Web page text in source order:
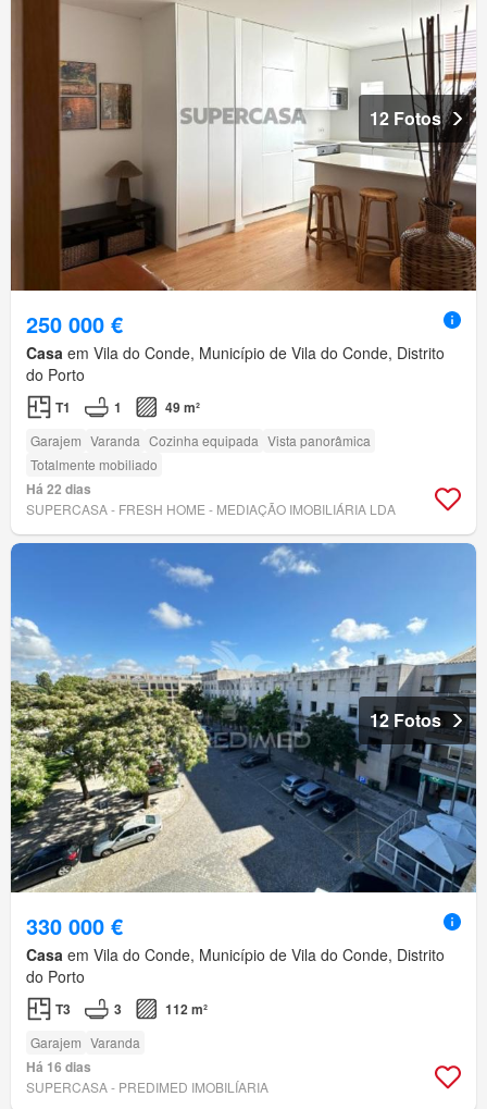
12 Fotos
250 000 €
Casa em Vila do Conde, Município de Vila do Conde, Distrito
do Porto
T1 1 49 m²
Garajem Varanda Cozinha equipada Vista panorâmica
Totalmente mobiliado
Há 22 dias
SUPERCASA - FRESH HOME - MEDIAÇÃO IMOBILIÁRIA LDA
12 Fotos
330 000 €
Casa em Vila do Conde, Município de Vila do Conde, Distrito
do Porto
T3 3 112 m²
Garajem Varanda
Há 16 dias
SUPERCASA - PREDIMED IMOBILÍARIA